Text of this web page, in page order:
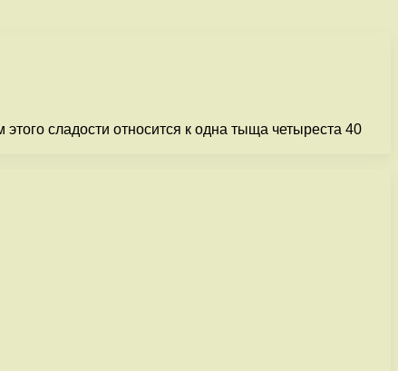
сладости относится к одна тыща четыреста 40